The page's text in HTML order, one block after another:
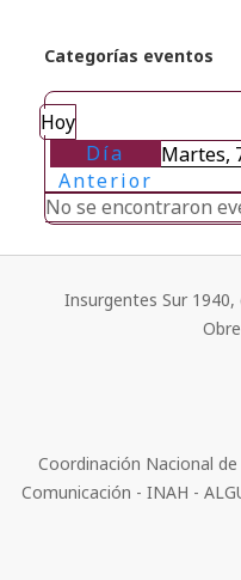
Categorías eventos
Hoy
Día
Anterior
Martes,
No se encontraron
Insurgentes Sur 1940,
Coordinación Nacional
Comunicación - INAH -